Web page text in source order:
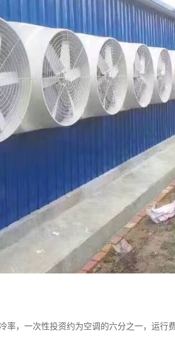
率，一次性投资约为空调的六分之一，运行